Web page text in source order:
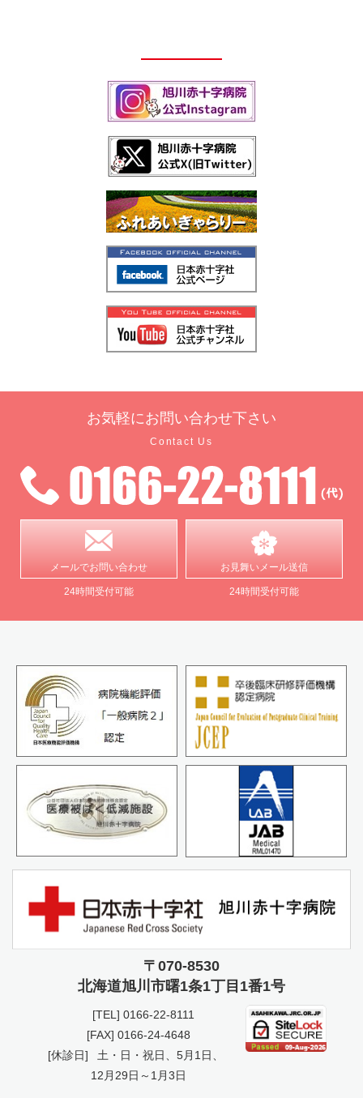
お気軽に お問い合わせ下さい
Contact Us
メールでお問い合わせ
24時間受付可能
お見舞い メール送信
24時間受付可能
〒070-8530
北海道旭川市曙1条1丁目1番1号
[TEL] 0166-22-8111
[FAX] 0166-24-4648
[休診日]
土・日・祝日、5月1日、
12月29日～1月3日